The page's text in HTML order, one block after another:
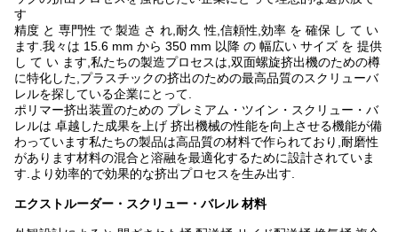
す
精度 と 専門性 で 製造 さ れ,耐久 性,信頼性,効率 を 確保 し て い
ます.我々は 15.6 mm から 350 mm 以降 の 幅広い サイズ を 提供
し て い ます,私たちの製造プロセスは,双面螺旋挤出機のための樽
に特化した,プラスチックの挤出のための最高品質のスクリューバ
レルを探している企業にとって.
ポリマー挤出装置のための プレミアム・ツイン・スクリュー・バ
レルは 卓越した成果を上げ 挤出機械の性能を向上させる機能が備
わっています私たちの製品は高品質の材料で作られており,耐磨性
があります材料の混合と溶融を最適化するために設計されていま
す.より効率的で効果的な挤出プロセスを生み出す.
エクストルーダー・スクリュー・バレル 材料